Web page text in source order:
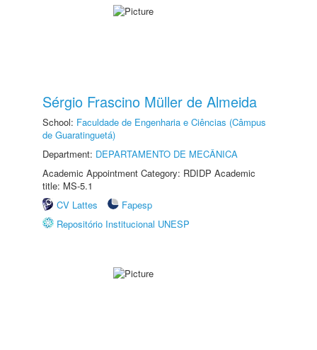
Sérgio Frascino Müller de Almeida
School: Faculdade de Engenharia e Ciências (Câmpus
de Guaratinguetá)
Department: DEPARTAMENTO DE MECÂNICA
Academic Appointment Category: RDIDP Academic
title: MS-5.1
CV Lattes
Fapesp
Repositório Institucional UNESP